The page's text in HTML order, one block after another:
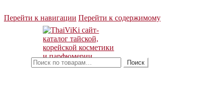
Перейти к навигации Перейти к содержимому
Поиск